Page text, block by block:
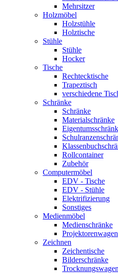
Mehrsitzer
Holzmöbel
Holzstühle
Holztische
Stühle
Stühle
Hocker
Tische
Rechtecktische
Trapeztisch
verschiedene
Schränke
Schränke
Materialschränke
Rollcontainer
Zubehör
Computermöbel
EDV - Tische
EDV - Stühle
Elektrifizierung
Sonstiges
Medienmöbel
Medienschränke
Projektorenwagen
Zeichnen
Zeichentische
Bilderschränke
Trocknungswagen